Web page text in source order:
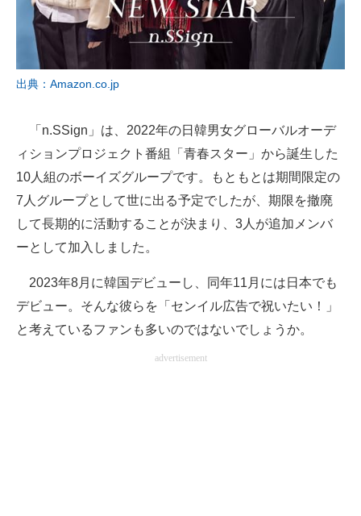
出典：Amazon.co.jp
「n.SSign」は、2022年の日韓男女グローバルオーデ
ィションプロジェクト番組「青春スター」から誕生した
10人組のボーイズグループです。もともとは期間限定の
7人グループとして世に出る予定でしたが、期限を撤廃
して長期的に活動することが決まり、3人が追加メンバ
ーとして加入しました。
2023年8月に韓国デビューし、同年11月には日本でも
デビュー。そんな彼らを「センイル広告で祝いたい！」
と考えているファンも多いのではないでしょうか。
advertisement